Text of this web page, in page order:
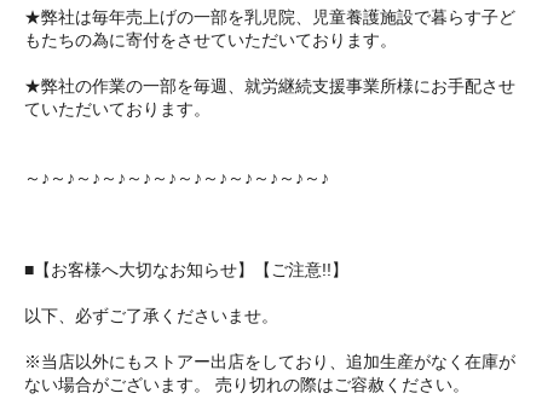
★弊社は毎年売上げの一部を乳児院、児童養護施設で暮らす子ど
もたちの為に寄付をさせていただいております。
★弊社の作業の一部を毎週、就労継続支援事業所様にお手配させ
ていただいております。
～♪～♪～♪～♪～♪～♪～♪～♪～♪～♪～♪～♪
■【お客様へ大切なお知らせ】【ご注意!!】
以下、必ずご了承くださいませ。
※当店以外にもストアー出店をしており、追加生産がなく在庫が
ない場合がございます。 売り切れの際はご容赦ください。